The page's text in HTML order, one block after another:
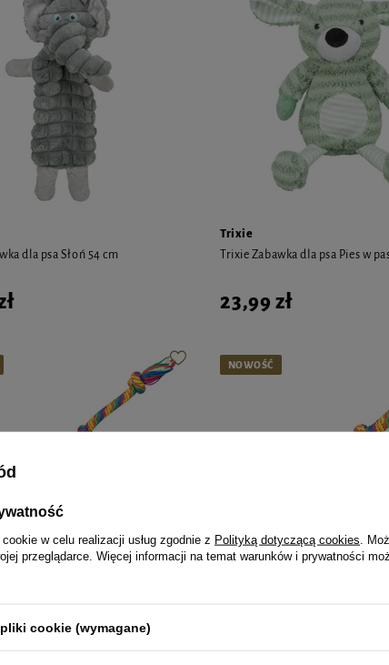
dla psa Słoń 54 cm
Trixie
Trixie Zabawka dla psa Pies w
23,99 zł
dla psa Sznur wielokolorowy 91
NOWOŚĆ
w celu realizacji usług zgodnie z Polityką dotyczącą cookies .
przeglądarce. Więcej informacji na temat warunków i prywatności
cookie (wymagane)